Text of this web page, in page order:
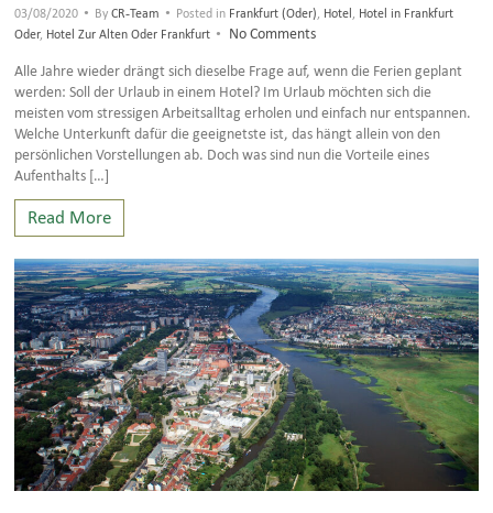
03/08/2020 • ByCR-Team • Posted in Frankfurt (Oder) Hotel
Hotel in Frankfurt
Oder, Hotel Zur Alten Oder Frankfurt • No Comments
Alle Jahre wieder drängt sich dieselbe Frage auf, wenn die Ferien geplant
werden: Soll der Urlaub in einem Hotel? Im Urlaub möchten sich die
meisten vom stressigen Arbeitsalltag erholen und einfach nur entspannen.
Welche Unterkunft dafür die geeignetste ist, das hängt allein von den
persönlichen Vorstellungen ab. Doch was sind nun die Vorteile eines
Aufenthalts […]
Read More